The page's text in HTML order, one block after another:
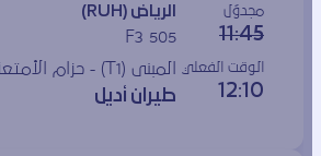
مجدوَل
11:45
الرياض (RUH)
F3 505
الوقت الفعلي
12:10
المبنى (T1) - حزام الأمتعة (6)
طيران أديل